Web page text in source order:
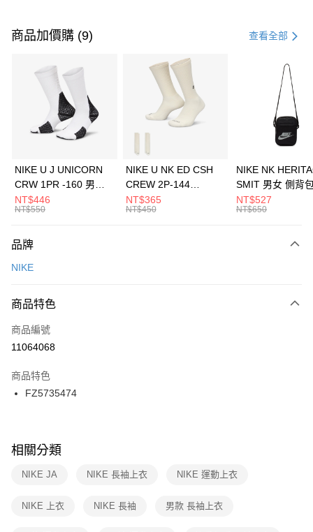
信用卡一次付款
3 期 0 利率 每期 21家銀行
合作金庫商業銀行
第一商業銀行
華南商業銀行
彰化商業銀行
上海商業儲蓄銀行
元大商業銀行
台灣樂天信用卡公司
Apple Pay
全盈+PAY
AFTEE先享後付
【關於「AFTEE先享後付」】
便利好安心！
３．安心：先確認商品／服務後，再付款。
【「AFTEE先享後付」結帳流程】
１．於結帳方式選擇「AFTEE先享後付」後，將跳轉至「AFTEE先享後付」
２．訂單成立數日內，您將收到繳費通知簡訊。
３．收到繳費通知簡訊後14天內，點擊此簡訊中的連結，可透過四大超商／
ATM／網路銀行／等多元方式進行付款，方視為交易完成。
※ 交易是否成功請以「AFTEE先享後付 」之結帳頁面顯示為準，若有關於
是否繳費成功／繳費後需取消欲退款等相關疑問，請聯繫「AFTEE先享後付
客戶支援中心」
https://netprotections.freshdesk.com/support/home
１．透過由恩沛科技股份有限公司提供之「AFTEE先享後付」服務完成之交
運送方式
每筆NT$100，滿NT$1,500(含以上)免運費
宅配
每筆NT$100，滿NT$1,500(含以上)免運費
付款後門市自取
每筆NT$100，滿NT$1,500(含以上)免運費
商品加價購 (9) 查看全部
NIKE U J UNICORN
CRW 1PR -160 男女
中統襪 FZ3393100
NT$446
NT$550
NIKE U NK ED CSH
CREW 2P-144
EMBRDY 男女 短統襪
FZ3073133
NT$365
NT$450
NIKE NK
SMIT 男女 側背
BA5871010
NT$527
NT$650
品牌
NIKE
商品特色
商品編號
11064068
商品特色
FZ5735474
相關分類
NIKE JA NIKE 長袖上衣 NIKE 運動上衣
NIKE 上衣 NIKE 長袖 男款 長袖上衣